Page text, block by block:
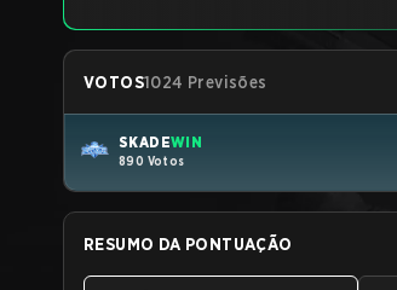
VOTOS1024 Previsões
SKADEWIN
890 Votos
RESUMO DA PONTUAÇÃO